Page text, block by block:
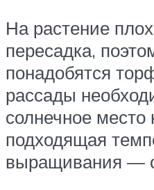
На растение
пересадка,
понадобятся
рассады
солнечное место
подходящая
выращивания —